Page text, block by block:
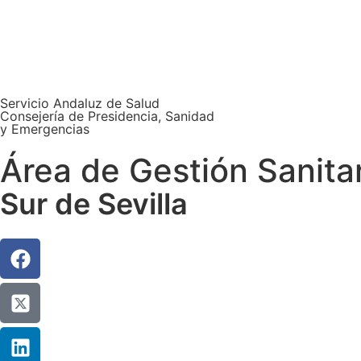
Servicio Andaluz de Salud
Consejería de Presidencia, Sanidad
y Emergencias
Área de Gestión
Sur de Sevilla